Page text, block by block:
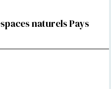
naturels Pays